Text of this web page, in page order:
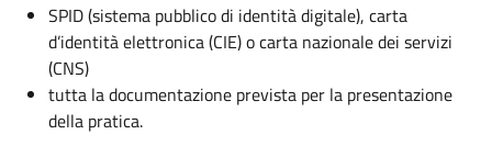
SPID (sistema pubblico di identità digitale), carta
d’identità elettronica (CIE) o carta nazionale dei servizi
(CNS)
tutta la documentazione prevista per la presentazione
della pratica.